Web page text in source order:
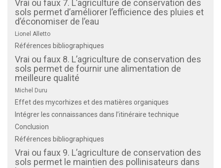
Vrai ou faux 7. L’agriculture de conservation des
sols permet d’améliorer l’efficience des pluies et
d’économiser de l’eau
Lionel Alletto
Références bibliographiques
Vrai ou faux 8. L’agriculture de conservation des
sols permet de fournir une alimentation de
meilleure qualité
Michel Duru
Effet des mycorhizes et des matières organiques
Intégrer les connaissances dans l’itinéraire technique
Conclusion
Références bibliographiques
Vrai ou faux 9. L’agriculture de conservation des
sols permet le maintien des pollinisateurs dans